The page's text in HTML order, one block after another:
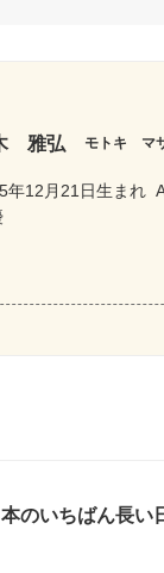
雅弘 モトキ マ
年12月21日生まれ
本のいちばん長